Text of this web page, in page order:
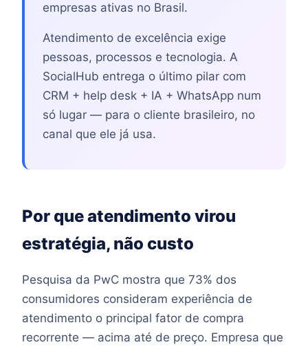
empresas ativas no Brasil.
Atendimento de excelência exige
pessoas, processos e tecnologia. A
SocialHub entrega o último pilar com
CRM + help desk + IA + WhatsApp num
só lugar — para o cliente brasileiro, no
canal que ele já usa.
Por que atendimento virou
estratégia, não custo
Pesquisa da PwC mostra que 73% dos
consumidores consideram experiência de
atendimento o principal fator de compra
recorrente — acima até de preço. Empresa que